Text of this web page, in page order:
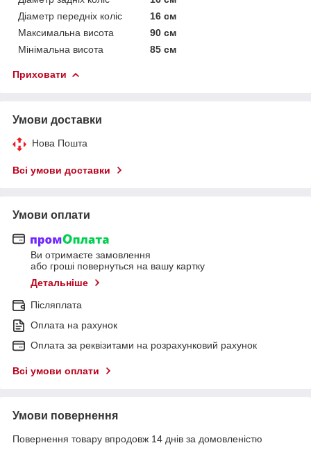
Діаметр передніх коліс
16 см
Максимальна висота
90 см
Мінімальна висота
85 см
Приховати
Умови доставки
Нова Пошта
Всі умови доставки
Умови оплати
Ви отримаєте замовлення
або гроші повернуться на вашу картку
Детальніше
Післяплата
Оплата на рахунок
Оплата за реквізитами на розрахунковий рахунок
Всі умови оплати
Умови повернення
Повернення товару впродовж 14 днів за домовленістю